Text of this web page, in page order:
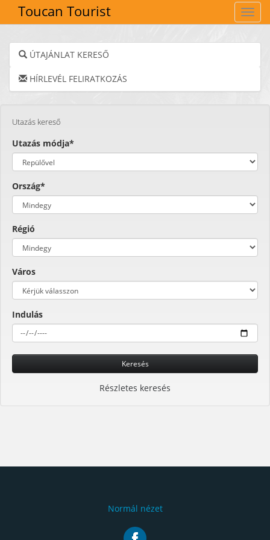
Toucan Tourist
ÚTAJÁNLAT KERESŐ
HÍRLEVÉL FELIRATKOZÁS
Utazás kereső
Utazás módja*
Ország*
Régió
Város
Indulás
Keresés
Részletes keresés
Normál nézet